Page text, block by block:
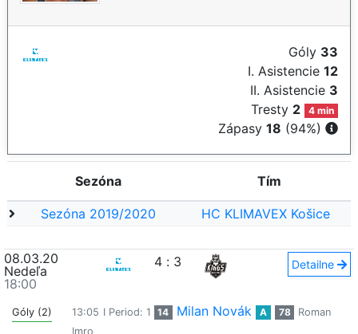
Góly 33
I. Asistencie 12
II. Asistencie 3
Tresty 2 4 min
Zápasy 18 (94%)
Sezóna Tím
Sezóna 2019/2020 HC KLIMAVEX Košice
08.03.20
Nedeľa
18:00
4 : 3 Detailne
Góly (2) 13:05 I Period: 1 14 Milan Novák A 78
Roman
Imro